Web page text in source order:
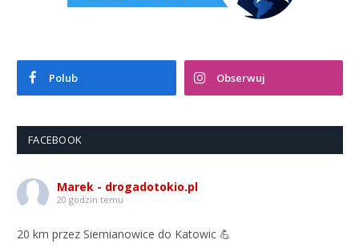
Polub Obserwuj
FACEBOOK
Marek - drogadotokio.pl
20 godzin temu
20 km przez Siemianowice do Katowic 💪